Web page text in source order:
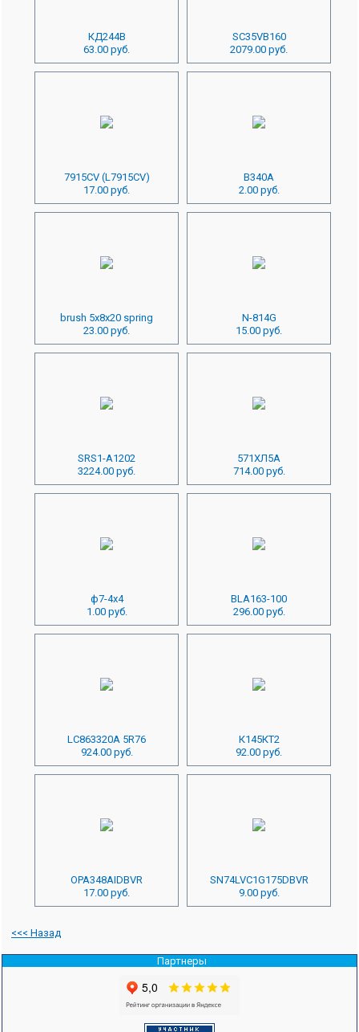
КД244В
63.00 руб.
SC35VB160
2079.00 руб.
7915CV (L7915CV)
17.00 руб.
B340A
2.00 руб.
brush 5x8x20 spring
23.00 руб.
N-814G
15.00 руб.
SRS1-A1202
3224.00 руб.
571ХЛ5А
714.00 руб.
ф7-4x4
1.00 руб.
BLA163-100
296.00 руб.
LC863320A 5R76
924.00 руб.
К145КТ2
92.00 руб.
OPA348AIDBVR
17.00 руб.
SN74LVC1G175DBVR
9.00 руб.
<<< Назад
Партнеры